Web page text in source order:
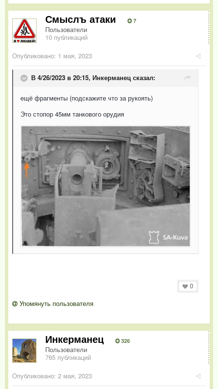
Смыслъ атаки 7
Пользователи
10 публикаций
Опубликовано: 1 мая, 2023
В 4/26/2023 в 20:15, Инкерманец сказал:
ещё фрагменты (подскажите что за рукоять)
Это стопор 45мм танкового орудия
0
Упомянуть пользователя
Инкерманец 326
Пользователи
765 публикаций
Опубликовано: 2 мая, 2023